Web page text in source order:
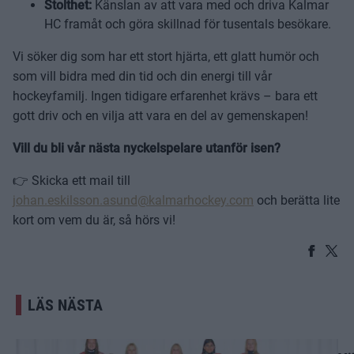
Stolthet: Känslan av att vara med och driva Kalmar
HC framåt och göra skillnad för tusentals besökare.
Vi söker dig som har ett stort hjärta, ett glatt humör och
som vill bidra med din tid och din energi till vår
hockeyfamilj. Ingen tidigare erfarenhet krävs – bara ett
gott driv och en vilja att vara en del av gemenskapen!
Vill du bli vår nästa nyckelspelare utanför isen?
👉 Skicka ett mail till
johan.eskilsson.asund@kalmarhockey.com och berätta lite
kort om vem du är, så hörs vi!
LÄS NÄSTA